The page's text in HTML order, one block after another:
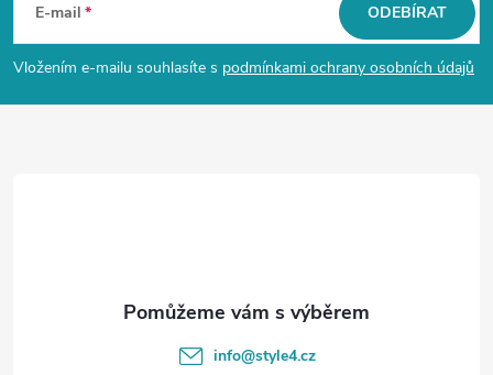
p
a
E-mail
Vložením e-mailu souhlasíte s podmínkami ochrany osobních údajů
ODEBÍRAT
info@style4.cz